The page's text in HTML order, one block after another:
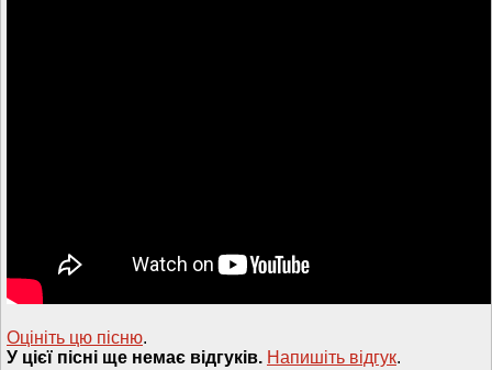
Оцініть цю пісню.
У цієї пісні ще немає відгуків. Напишiть вiдгук.